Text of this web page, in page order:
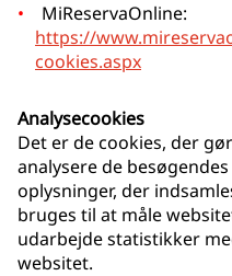
MiReservaOnline:
https://
cookies.aspx
Analysecookies
Det er de cookies, der
analysere de
oplysninger, der
bruges til at måle
udarbejde statistikker
websitet.